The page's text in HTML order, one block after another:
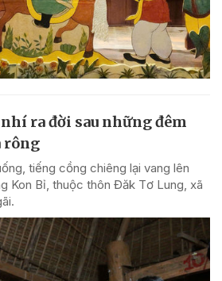
ra đời sau những đêm
rông
tiếng cồng chiêng lại vang lên
Kon Bỉ, thuộc thôn Đăk Tơ Lung, xã